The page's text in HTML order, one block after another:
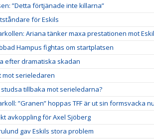
”Detta förtjänade inte killarna”
för Eskils
Ariana tänker maxa prestationen mot
Hampus fightas om startplatsen
efter dramatiska skadan
mot serieledaren
studsa tillbaka mot serieledarna?
”Granen” hoppas TFF är ut sin formsvacka
avkoppling för Axel Sjöberg
gav Eskils stora problem